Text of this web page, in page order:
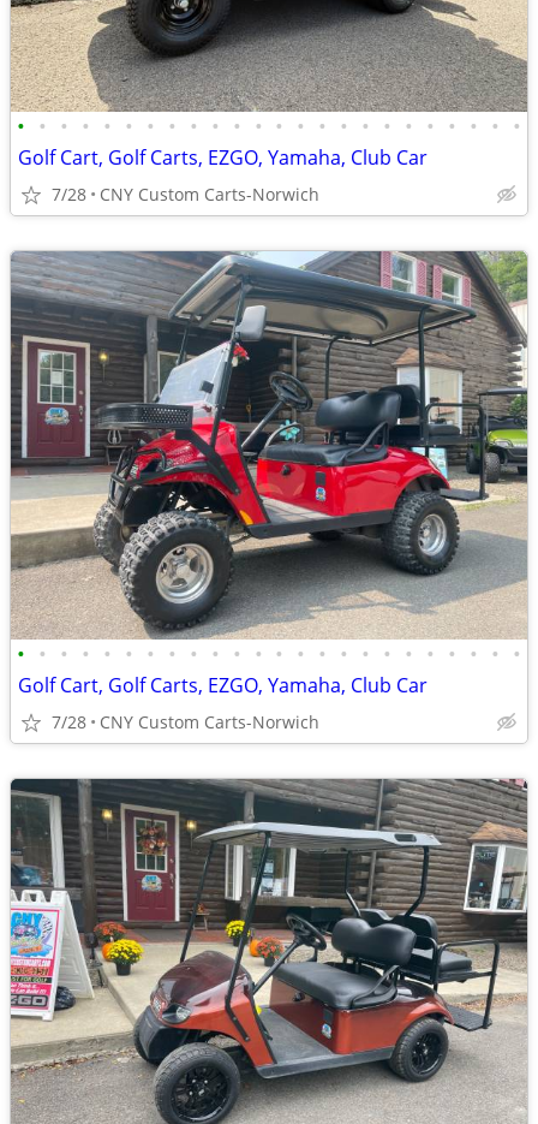
• • • • • • • • • • • • • • • • • • • • • • • •
Golf Cart, Golf Carts, EZGO, Yamaha, Club Car
7/28 CNY Custom Carts-Norwich
• • • • • • • • • • • • • • • • • • • • • • • •
Golf Cart, Golf Carts, EZGO, Yamaha, Club Car
7/28 CNY Custom Carts-Norwich